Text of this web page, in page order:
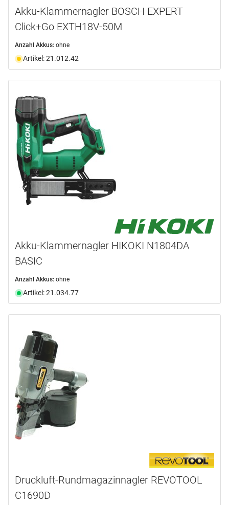
Akku-Klammernagler BOSCH EXPERT
Click+Go EXTH18V-50M
Anzahl Akkus: ohne
Artikel: 21.012.42
Akku-Klammernagler HIKOKI N1804DA
BASIC
Anzahl Akkus: ohne
Artikel: 21.034.77
Druckluft-Rundmagazinnagler REVOTOOL
C1690D